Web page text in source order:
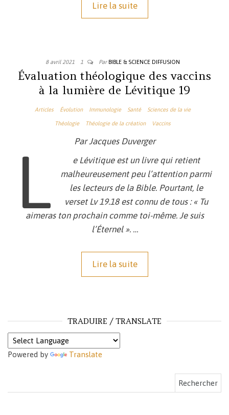
Lire la suite
8 avril 2021 1 Par BIBLE & SCIENCE DIFFUSION
Évaluation théologique des vaccins
à la lumière de Lévitique 19
Articles Évolution Immunologie Santé Sciences de la vie
Théologie Théologie de la création Vaccins
Par Jacques Duverger
L
e Lévitique est un livre qui retient
malheureusement peu l’attention parmi
les lecteurs de la Bible. Pourtant, le
verset Lv 19.18 est connu de tous : « Tu
aimeras ton prochain comme toi-même. Je suis
l’Éternel ». …
Lire la suite
TRADUIRE / TRANSLATE
Powered by Translate